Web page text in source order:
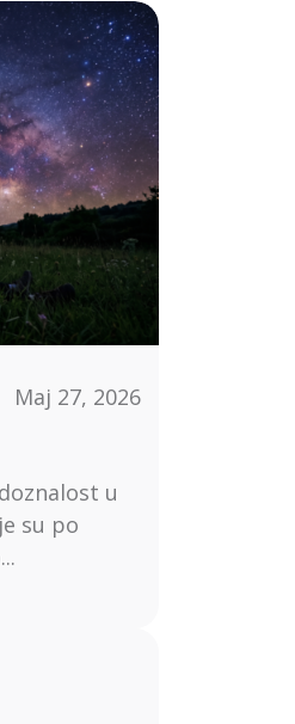
Maj 27, 2026
u
su po